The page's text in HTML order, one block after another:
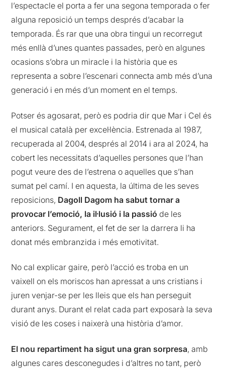
l’espectacle el porta a fer una segona temporada o fer
alguna reposició un temps després d’acabar la
temporada. És rar que una obra tingui un recorregut
més enllà d’unes quantes passades, però en algunes
ocasions s’obra un miracle i la història que es
representa a sobre l’escenari connecta amb més d’una
generació i en més d’un moment en el temps.
Potser és agosarat, però es podria dir que Mar i Cel és
el musical català per excel·lència. Estrenada al 1987,
recuperada al 2004, després al 2014 i ara al 2024, ha
cobert les necessitats d’aquelles persones que l’han
pogut veure des de l’estrena o aquelles que s’han
sumat pel camí. I en aquesta, la última de les seves
reposicions, Dagoll Dagom ha sabut tornar a
provocar l’emoció, la il·lusió i la passió de les
anteriors. Segurament, el fet de ser la darrera li ha
donat més embranzida i més emotivitat.
No cal explicar gaire, però l’acció es troba en un
vaixell on els moriscos han apressat a uns cristians i
juren venjar-se per les lleis que els han perseguit
durant anys. Durant el relat cada part exposarà la seva
visió de les coses i naixerà una història d’amor.
El nou repartiment ha sigut una gran sorpresa, amb
algunes cares desconegudes i d’altres no tant, però